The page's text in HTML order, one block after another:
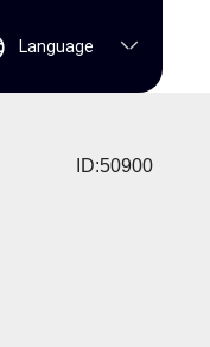
Language
ID:50900